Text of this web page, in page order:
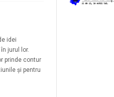
idei
jurul lor.
prinde contur
și pentru